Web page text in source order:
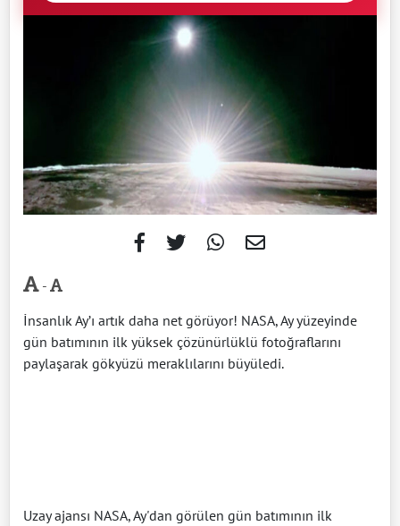
-
İnsanlık Ay’ı artık daha net görüyor! NASA, Ay yüzeyinde
gün batımının ilk yüksek çözünürlüklü fotoğraflarını
paylaşarak gökyüzü meraklılarını büyüledi.
Uzay ajansı NASA, Ay'dan görülen gün batımının ilk